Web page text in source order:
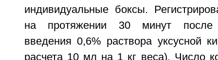
индивидуальные боксы.
на протяжении 30 минут после
введения 0,6% раствора уксусной
расчета 10 мл на 1 кг веса). Число